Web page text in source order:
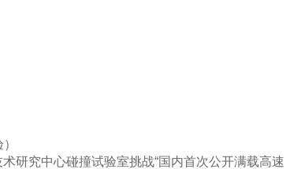
研究中心碰撞试验室挑战“国内首次公开满载高速